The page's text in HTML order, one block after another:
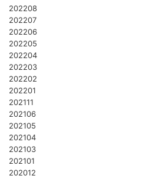
202208
202207
202206
202205
202204
202203
202202
202201
202111
202106
202105
202104
202103
202101
202012